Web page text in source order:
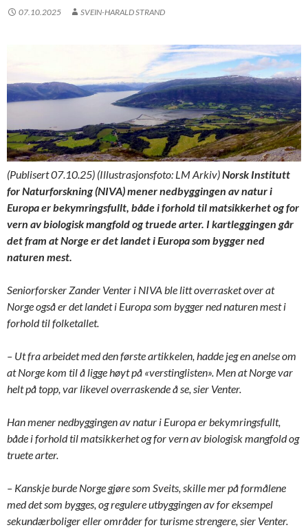
07.10.2025 SVEIN-HARALD STRAND
(Publisert 07.10.25) (Illustrasjonsfoto: LM Arkiv)Norsk Institutt
for Naturforskning (NIVA) mener nedbyggingen av natur i
Europa er bekymringsfullt, både i forhold til matsikkerhet og for
vern av biologisk mangfold og truede arter. I kartleggingen går
det fram at Norge er det landet i Europa som bygger ned
naturen mest.
Seniorforsker Zander Venter i NIVA ble litt overrasket over at
Norge også er det landet i Europa som bygger ned naturen mesti
forhold til folketallet.
– Ut fra arbeidet med den første artikkelen, hadde jeg en anelse om
at Norge kom til å ligge høyt på «verstinglisten». Men at Norge var
helt på topp, var likevel overraskende å se, sier Venter.
Han mener nedbyggingen av natur i Europa er bekymringsfullt,
både i forhold til matsikkerhet og for vern av biologisk mangfold og
truete arter.
– Kanskje burde Norge gjøre som Sveits, skille mer på formålene
med det som bygges, og regulere utbyggingen av for eksempel
sekundærboliger eller områder for turisme strengere, sier Venter.